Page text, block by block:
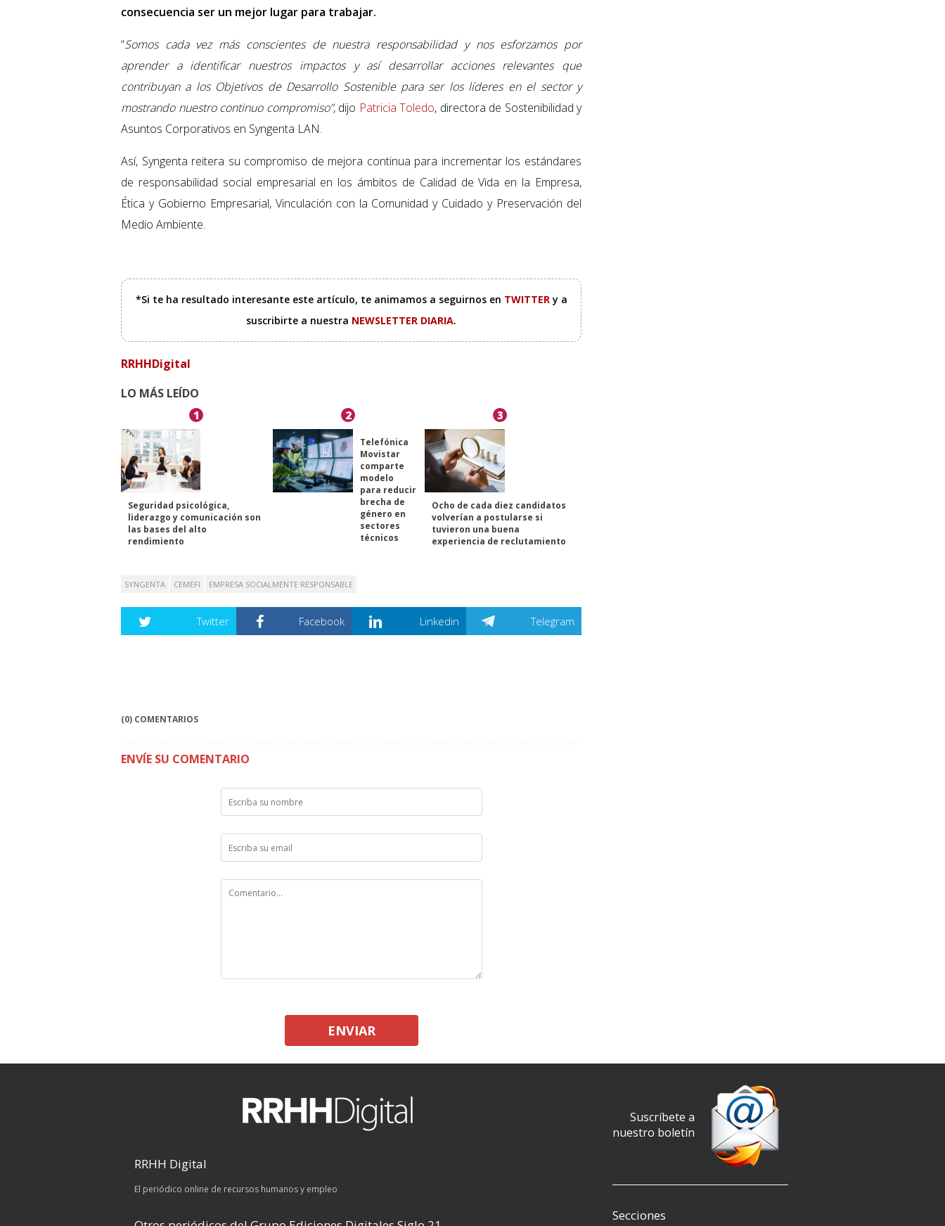
consecuencia ser un mejor lugar para trabajar.
“Somos cada vez más conscientes de nuestra responsabilidad y nos esforzamos por
aprender a identificar nuestros impactos y así desarrollar acciones relevantes que
contribuyan a los Objetivos de Desarrollo Sostenible para ser los líderes en el sector y
mostrando nuestro continuo compromiso”, dijo Patricia Toledo, directora de Sostenibilidad y
Asuntos Corporativos en Syngenta LAN.
Así, Syngenta reitera su compromiso de mejora continua para incrementar los estándares
de responsabilidad social empresarial en los ámbitos de Calidad de Vida en la Empresa,
Ética y Gobierno Empresarial, Vinculación con la Comunidad y Cuidado y Preservación del
Medio Ambiente.
*Si te ha resultado interesante este artículo, te animamos a seguirnos en TWITTERy a
suscribirte a nuestra NEWSLETTER DIARIA.
RRHHDigital
LO MÁS LEÍDO
1
Seguridad psicológica,
liderazgo y comunicación son
las bases del alto
rendimiento
2
Telefónica
Movistar
comparte
modelo
para reducir
brecha de
género en
sectores
técnicos
3
Ocho de cada diez candidatos
volverían a postularse si
tuvieron una buena
experiencia de reclutamiento
SYNGENTA CEMEFI EMPRESA SOCIALMENTE RESPONSABLE
Twitter Facebook Linkedin Telegram
(0) COMENTARIOS
ENVÍE SU COMENTARIO
ENVIAR
RRHH Digital
El periódico online de recursos humanos y empleo
Suscríbete a
nuestro boletín
Secciones